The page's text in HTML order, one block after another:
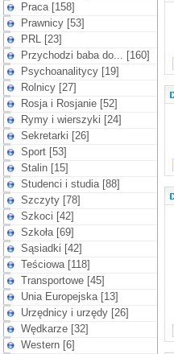
Praca [158]
Prawnicy [53]
PRL [23]
Przychodzi baba do... [160]
Psychoanalitycy [19]
Rolnicy [27]
Rosja i Rosjanie [52]
Rymy i wierszyki [24]
Sekretarki [26]
Sport [53]
Stalin [15]
Studenci i studia [88]
Szczyty [78]
Szkoci [42]
Szkoła [69]
Sąsiadki [42]
Teściowa [118]
Transportowe [45]
Unia Europejska [13]
Urzędnicy i urzędy [26]
Wędkarze [32]
Western [6]